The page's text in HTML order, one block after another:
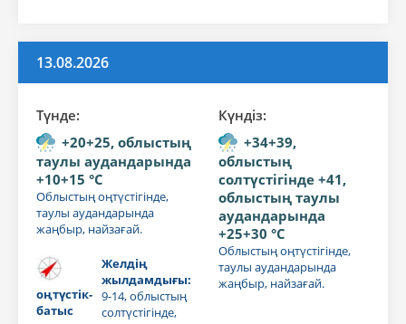
13.08.2026
Түнде:
+20+25, облыстың
таулы аудандарында
+10+15 °C
Облыстың оңтүстігінде,
таулы аудандарында
жаңбыр, найзағай.
оңтүстік-
батыс
Желдің
жылдамдығы:
9-14, облыстың
солтүстігінде,
Күндiз:
+34+39,
облыстың
солтүстігінде +41,
облыстың таулы
аудандарында
+25+30 °C
Облыстың оңтүстігінде,
таулы аудандарында
жаңбыр, найзағай.